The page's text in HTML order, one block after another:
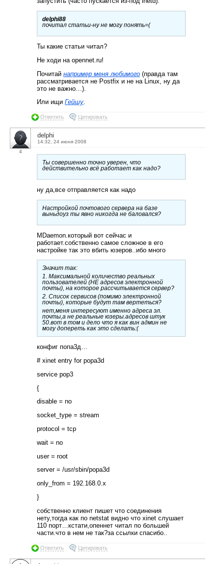
delphi88
почитал статьи-ну не могу понять=(
Ты какие статьи читал?
Не ходи на opennet.ru!
Почитай например меня любимого (правда там
рассматривается не Postfix и не на Linux, ну да
это не важно…).
Или ищи Гейшу.
Ответить Цитировать
4
delphi
14:32, 24 июня 2008
Ты совершенно точно уверен, что
действительно всё работает как надо?
ну да,все отправляется как надо
Настройкой почтового сервера на базе
выньдоуз ты явно никогда не баловался?
MDaemon.который вот сейчас и
работает.собственно самое сложное в его
настройке так это вбить юзеров..ибо много
Значит так:
1. Максимальной количество реальных
пользователей (НЕ адресов электронной
почты), на которое рассчитывается сервер?
2. Список сервисов (помимо электронной
почты), которые будут там вертеться?
нет,меня интересуют именно адреса эл.
почты,а не реальные юзеры.адресов штук
50.вот в том и дело что я как вин админ не
могу допереть как это сделать:(
конфиг попа3д…
# xinet entry for popa3d
service pop3
{
disable = no
socket_type = stream
protocol = tcp
wait = no
user = root
server = /usr/sbin/popa3d
only_from = 192.168.0.x
}
собственно клиент пишет что соединения
нету,тогда как по netstat видно что xinet слушает
110 порт…кстати,опеннет читал по большей
части.что в нем не так?за ссылки спасибо..
Ответить Цитировать